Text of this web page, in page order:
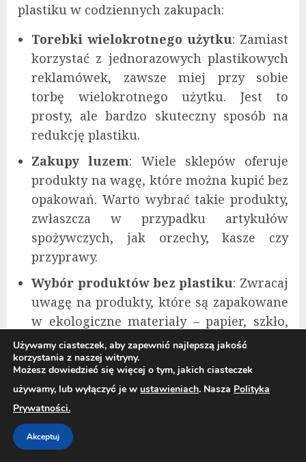
plastiku w codziennych zakupach:
Torebki wielokrotnego użytku: Zamiast
korzystać z jednorazowych plastikowych
reklamówek, zawsze miej przy sobie
torbę wielokrotnego użytku. Jest to
prosty, ale bardzo skuteczny sposób na
redukcję plastiku.
Zakupy luzem: Wiele sklepów oferuje
produkty na wagę, które można kupić bez
opakowań. Warto wybrać takie produkty,
zwłaszcza w przypadku artykułów
spożywczych, jak orzechy, kasze czy
przyprawy.
Wybór produktów bez plastiku: Zwracaj
uwagę na produkty, które są zapakowane
w ekologiczne materiały – papier, szkło,
metal. Wybieraj również produkty, które
oferują refill, czyli możliwość
uzupełnienia opakowania, co znacząco
ogranicza zużycie plastiku.
4. Jak zakupy online mogą być bardziej
ekologiczne?
Używamy ciasteczek, aby zapewnić najlepszą jakość
korzystania z naszej witryny.
Możesz dowiedzieć się więcej o tym, jakich ciasteczek
używamy, lub wyłączyć je w ustawieniach. Nasza Polityka
Prywatności.
Akceptuj